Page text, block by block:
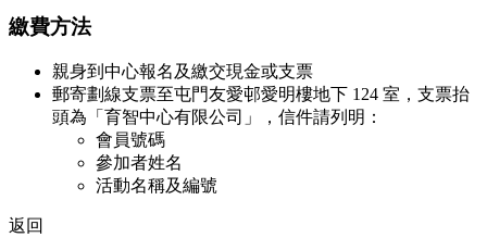
繳費方法
親身到中心報名及繳交現金或支票
郵寄劃線支票至屯門友愛邨愛明樓地下 124 室，支票抬
頭為「育智中心有限公司」，信件請列明：
會員號碼
參加者姓名
活動名稱及編號
返回